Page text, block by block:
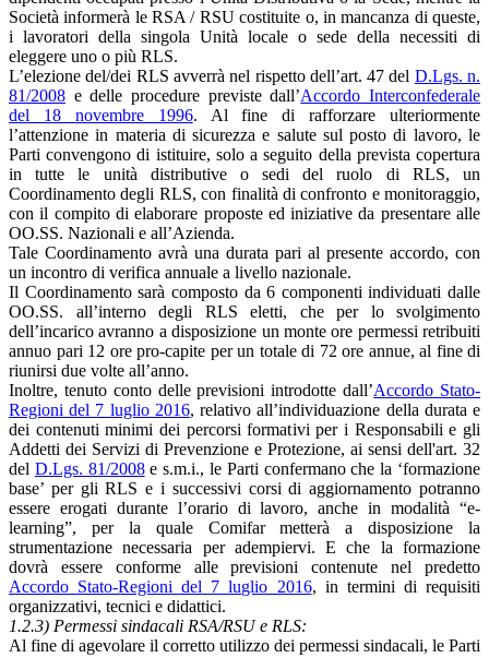
Società informerà le RSA / RSU costituite o, in mancanza di queste,
i lavoratori della singola Unità locale o sede della necessiti di
eleggere uno o più RLS.
L’elezione del/dei RLS avverrà nel rispetto dell’art. 47 del D.Lgs. n.
81/2008 e delle procedure previste dall’Accordo Interconfederale
del 18 novembre 1996. Al fine di rafforzare ulteriormente
l’attenzione in materia di sicurezza e salute sul posto di lavoro, le
Parti convengono di istituire, solo a seguito della prevista copertura
in tutte le unità distributive o sedi del ruolo di RLS, un
Coordinamento degli RLS, con finalità di confronto e monitoraggio,
con il compito di elaborare proposte ed iniziative da presentare alle
OO.SS. Nazionali e all’Azienda.
Tale Coordinamento avrà una durata pari al presente accordo, con
un incontro di verifica annuale a livello nazionale.
Il Coordinamento sarà composto da 6 componenti individuati dalle
OO.SS. all’interno degli RLS eletti, che per lo svolgimento
dell’incarico avranno a disposizione un monte ore permessi retribuiti
annuo pari 12 ore pro-capite per un totale di 72 ore annue, al fine di
riunirsi due volte all’anno.
Inoltre, tenuto conto delle previsioni introdotte dall’Accordo Stato-
Regioni del 7 luglio 2016, relativo all’individuazione della durata e
dei contenuti minimi dei percorsi formativi per i Responsabili e gli
Addetti dei Servizi di Prevenzione e Protezione, ai sensi dell'art. 32
del D.Lgs. 81/2008e s.m.i., le Parti confermano che la ‘formazione
base’ per gli RLS e i successivi corsi di aggiornamento potranno
essere erogati durante l’orario di lavoro, anche in modalità “e-
learning”, per la quale Comifar metterà a disposizione la
strumentazione necessaria per adempiervi. E che la formazione
dovrà essere conforme alle previsioni contenute nel predetto
Accordo Stato-Regioni del 7 luglio 2016, in termini di requisiti
organizzativi, tecnici e didattici.
1.2.3) Permessi sindacali RSA/RSU e RLS:
Al fine di agevolare il corretto utilizzo dei permessi sindacali, le Parti